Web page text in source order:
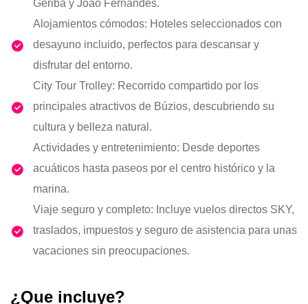
Geribá y João Fernandes.
Alojamientos cómodos: Hoteles seleccionados con
desayuno incluido, perfectos para descansar y
disfrutar del entorno.
City Tour Trolley: Recorrido compartido por los
principales atractivos de Búzios, descubriendo su
cultura y belleza natural.
Actividades y entretenimiento: Desde deportes
acuáticos hasta paseos por el centro histórico y la
marina.
Viaje seguro y completo: Incluye vuelos directos SKY,
traslados, impuestos y seguro de asistencia para unas
vacaciones sin preocupaciones.
¿Que incluye?